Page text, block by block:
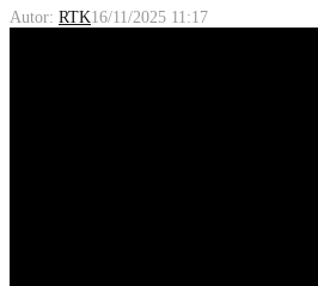
Autor: RTK16/11/2025 11:17